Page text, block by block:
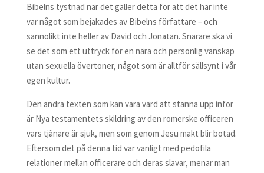
Bibelns tystnad när det gäller detta för att det här inte
var något som bejakades av Bibelns författare – och
sannolikt inte heller av David och Jonatan. Snarare ska vi
se det som ett uttryck för en nära och personlig vänskap
utan sexuella övertoner, något som är alltför sällsynt i vår
egen kultur.
Den andra texten som kan vara värd att stanna upp inför
är Nya testamentets skildring av den romerske officeren
vars tjänare är sjuk, men som genom Jesu makt blir botad.
Eftersom det på denna tid var vanligt med pedofila
relationer mellan officerare och deras slavar, menar man